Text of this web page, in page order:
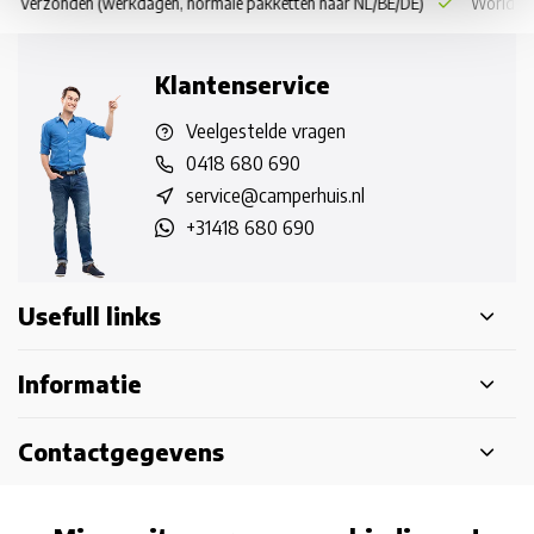
Klantenservice
Veelgestelde vragen
0418 680 690
service@camperhuis.nl
+31418 680 690
Usefull links
Informatie
Contactgegevens